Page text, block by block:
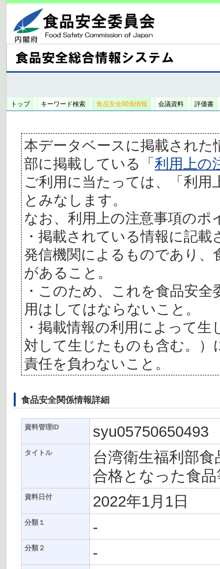
トップ キーワード検索 食品安全関係情報 会議資料 評価書
本データベースに掲載された
部に掲載している「利用上の
ご利用に当たっては、「利
とみなします。
なお、利用上の注意事項の
・掲載されている情報に記
発信機関によるものであり、
があること。
・このため、これを食品安
用はしてはならないこと。
・掲載情報の利用によって
対して生じたものも含む。
責任を負わないこと。
食品安全関係情報詳細
資料管理ID syu05750650493
タイトル
台湾衛生福利部
合格となった食
資料日付 2022年1月1日
分類１ -
分類２ -